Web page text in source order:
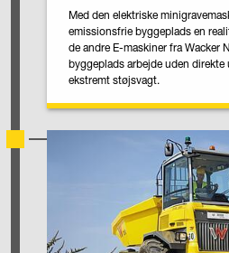
Med den elektriske
emissionsfrie byggeplads en
de andre E-maskiner fra Wacker
byggeplads arbejde uden
ekstremt støjsvagt.